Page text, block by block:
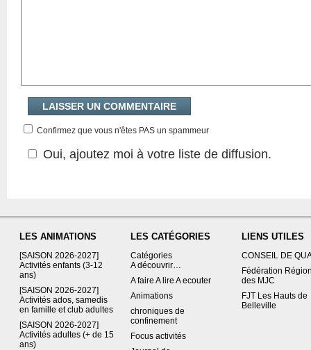
Confirmez que vous n'êtes PAS un spammeur
Oui, ajoutez moi à votre liste de diffusion.
LES ANIMATIONS
[SAISON 2026-2027]
Activités enfants (3-12
ans)
[SAISON 2026-2027]
Activités ados, samedis
en famille et club adultes
[SAISON 2026-2027]
Activités adultes (+ de 15
ans)
LES CATÉGORIES
Catégories
A découvrir…
A faire A lire A ecouter
Animations
chroniques de
confinement
Focus activités
LIENS UTILES
CONSEIL DE
Fédération
des MJC
FJT Les Hauts de
Belleville